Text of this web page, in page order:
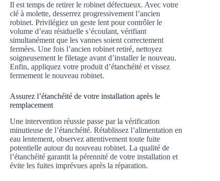
Il est temps de retirer le robinet défectueux. Avec votre
clé à molette, desserrez progressivement l’ancien
robinet. Privilégiez un geste lent pour contrôler le
volume d’eau résiduelle s’écoulant, vérifiant
simultanément que les vannes soient correctement
fermées. Une fois l’ancien robinet retiré, nettoyez
soigneusement le filetage avant d’installer le nouveau.
Enfin, appliquez votre produit d’étanchéité et vissez
fermement le nouveau robinet.
Assurez l’étanchéité de votre installation après le
remplacement
Une intervention réussie passe par la vérification
minutieuse de l’étanchéité. Rétablissez l’alimentation en
eau lentement, observez attentivement toute fuite
potentielle autour du nouveau robinet. La qualité de
l’étanchéité garantit la pérennité de votre installation et
évite les fuites imprévues après la réparation.